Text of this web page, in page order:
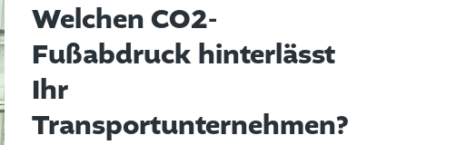
Welchen CO2-
Fußabdruck hinterlässt
Ihr
Transportunternehmen?